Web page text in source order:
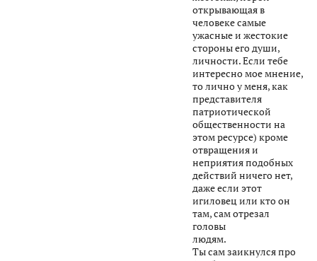
открывающая в
человеке самые
ужасные и жестокие
стороны его души,
личности. Если тебе
интересно мое мнение,
то лично у меня, как
представителя
патриотической
общественности на
этом ресурсе) кроме
отвращения и
неприятия подобных
действий ничего нет,
даже если этот
игиловец или кто он
там, сам отрезал
головы
людям.
Ты сам заикнулся про